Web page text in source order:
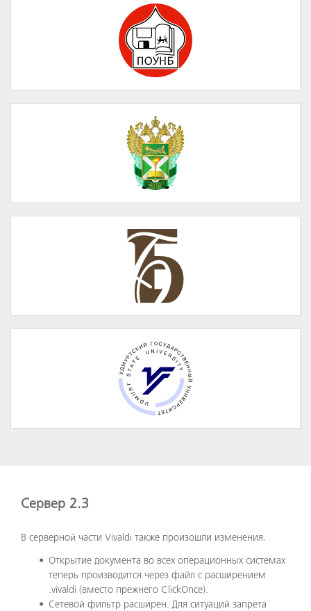
Сервер 2.3
В серверной части Vivaldi также произошли изменения.
Открытие документа во всех операционных системах
теперь производится через файл с расширением
.vivaldi (вместо прежнего ClickOnce).
Сетевой фильтр расширен. Для ситуаций запрета